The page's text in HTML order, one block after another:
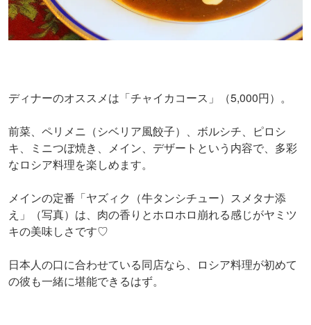
ディナーのオススメは「チャイカコース」（5,000円）。
前菜、ペリメニ（シベリア風餃子）、ボルシチ、ピロシ
キ、ミニつぼ焼き、メイン、デザートという内容で、多彩
なロシア料理を楽しめます。
メインの定番「ヤズィク（牛タンシチュー）スメタナ添
え」（写真）は、肉の香りとホロホロ崩れる感じがヤミツ
キの美味しさです♡
日本人の口に合わせている同店なら、ロシア料理が初めて
の彼も一緒に堪能できるはず。